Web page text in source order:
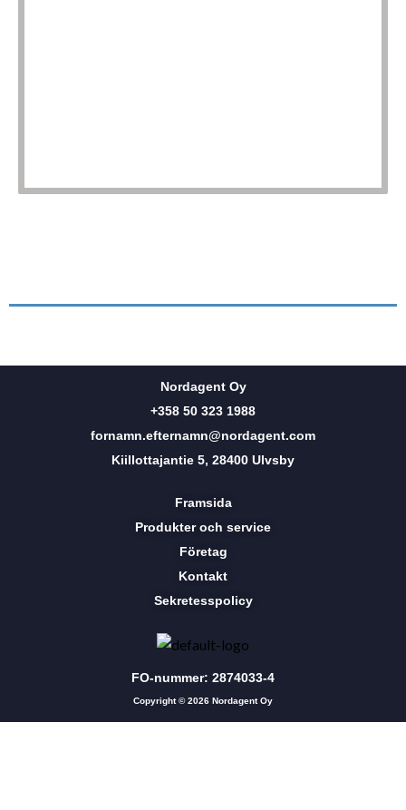
Nordagent Oy
+358 50 323 1988
fornamn.efternamn@nordagent.com
Kiillottajantie 5, 28400 Ulvsby
Framsida
Produkter och service
Företag
Kontakt
Sekretesspolicy
FO-nummer: 2874033-4
Copyright © 2026 Nordagent Oy